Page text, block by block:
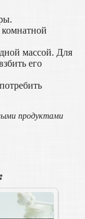
комнатной
массой. Для
его
продуктами